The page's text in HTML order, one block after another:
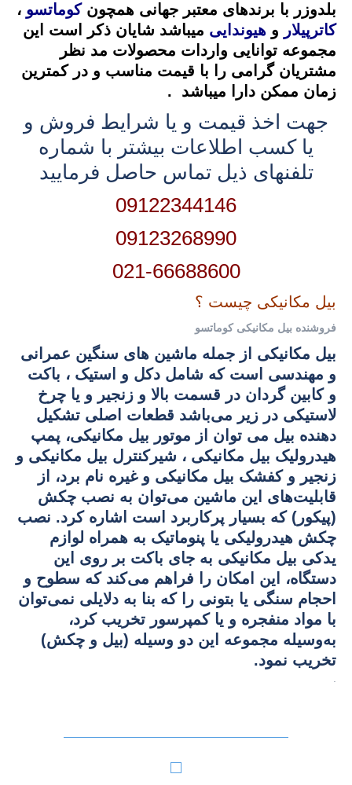
بلدوزر با برندهای معتبر جهانی همچونکوماتسو ،
کاترپیلار و هیوندایی میباشد شایان ذکر است این
مجموعه توانایی واردات محصولات مد نظر
مشتریان گرامی را با قیمت مناسب و در کمترین
زمان ممکن دارا میباشد .
جهت اخذ قیمت و یا شرایط فروش و
یا کسب اطلاعات بیشتر با شماره
تلفنهای ذیل تماس حاصل فرمایید
09122344146
09123268990
021-66688600
بیل مکانیکی چیست ؟
فروشنده بیل مکانیکی کوماتسو
بیل مکانیکی از جمله ماشین های سنگین عمرانی
و مهندسی است که شامل دکل و استیک ، باکت
و کابین گردان در قسمت بالا و زنجیر و یا چرخ
لاستیکی در زیر می‌باشد قطعات اصلی تشکیل
دهنده بیل می توان از موتور بیل مکانیکی، پمپ
هیدرولیک بیل مکانیکی ، شیرکنترل بیل مکانیکی و
زنجیر و کفشک بیل مکانیکی و غیره نام برد، از
قابلیت‌های این ماشین می‌توان به نصب چکش
(پیکور) که بسیار پرکاربرد است اشاره کرد. نصب
چکش هیدرولیکی یا پنوماتیک به همراه لوازم
یدکی بیل مکانیکی به جای باکت بر روی این
دستگاه، این امکان را فراهم می‌کند که سطوح و
احجام سنگی یا بتونی را که بنا به دلایلی نمی‌توان
با مواد منفجره و یا کمپرسور تخریب کرد،
به‌وسیله مجموعه این دو وسیله (بیل و چکش)
تخریب نمود.